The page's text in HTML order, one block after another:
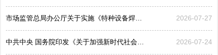
市场监管总局办公厅关于实施《特种设备焊接操作人员考核... 2026-07-27
中共中央 国务院印发《关于加强新时代社会工作的意见》 2026-07-24